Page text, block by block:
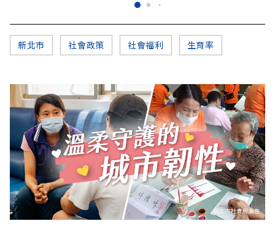
新北市 社會政策 社會福利 生育率